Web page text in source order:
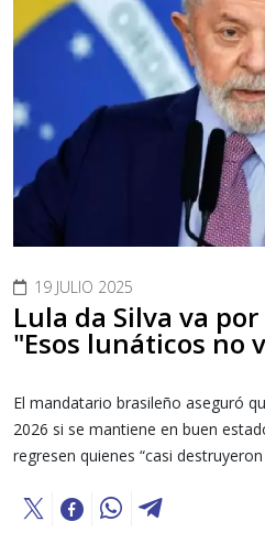
19 JULIO 2025
Lula da Silva va
"Esos lunáticos no
El mandatario brasileño aseguró
2026 si se mantiene en buen
regresen quienes “casi destruyeron